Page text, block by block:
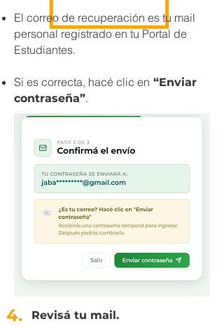
El correo de recuperación es tu mail
personal registrado en tu Portal de
Estudiantes.
Si es correcta, hacé clic en “Enviar
contraseña”.
4. Revisá tu mail.